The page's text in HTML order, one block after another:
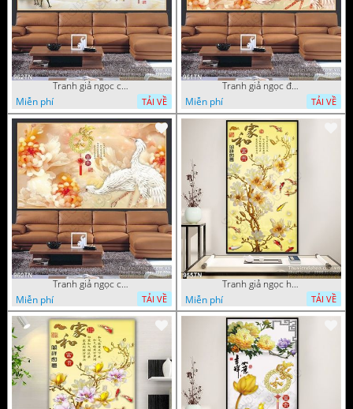
Tranh giả ngọc chim hạc và hoa
Miễn phí
TẢI VỀ
Tranh giả ngọc đội hạc và hoa cúc
Miễn phí
TẢI VỀ
Tranh giả ngọc chim hạc và hoa cúc
Miễn phí
TẢI VỀ
Tranh giả ngọc hoa trang trí thư pháp
Miễn phí
TẢI VỀ